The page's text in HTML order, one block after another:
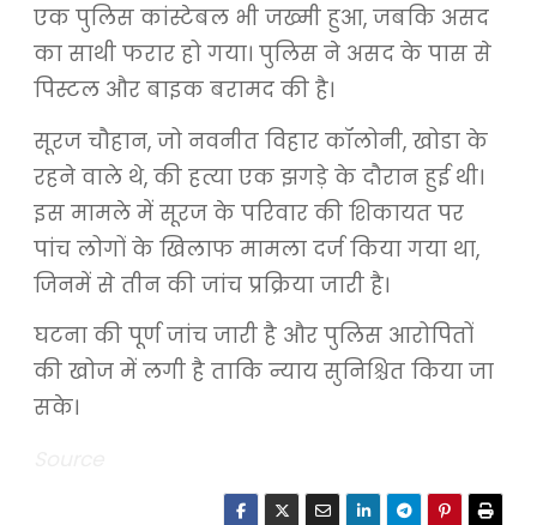
एक पुलिस कांस्टेबल भी जख्मी हुआ, जबकि असद
का साथी फरार हो गया। पुलिस ने असद के पास से
पिस्टल और बाइक बरामद की है।
सूरज चौहान, जो नवनीत विहार कॉलोनी, खोडा के
रहने वाले थे, की हत्या एक झगड़े के दौरान हुई थी।
इस मामले में सूरज के परिवार की शिकायत पर
पांच लोगों के खिलाफ मामला दर्ज किया गया था,
जिनमें से तीन की जांच प्रक्रिया जारी है।
घटना की पूर्ण जांच जारी है और पुलिस आरोपितों
की खोज में लगी है ताकि न्याय सुनिश्चित किया जा
सके।